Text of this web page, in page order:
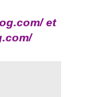
et